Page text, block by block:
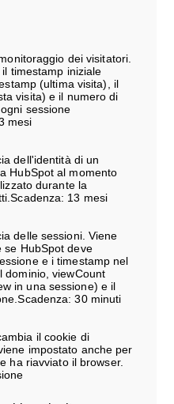
dei visitatori.
timestamp iniziale
(ultima visita), il
visita) e il numero di
sessione
mesi
dell'identità di un
HubSpot al momento
durante la
13 mesi
delle sessioni. Viene
se HubSpot deve
e i timestamp nel
dominio, viewCount
in una sessione) e il
30 minuti
il cookie di
impostato anche per
ha riavviato il browser.